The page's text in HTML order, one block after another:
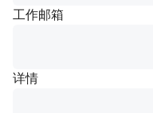
工作邮箱
详情